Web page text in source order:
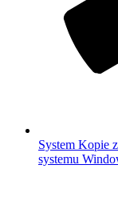
System Kopie
systemu